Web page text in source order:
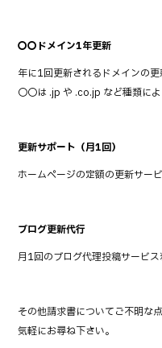
〇〇ドメイン1年更新
年に1回更新されるドメインの更
〇〇は .jp や .co.jp など種類によ
更新サポート（月1回）
ホームページの定額の更新サー
ブログ更新代行
月1回のブログ代理投稿サービ
その他請求書についてご不明な
気軽にお尋ね下さい。